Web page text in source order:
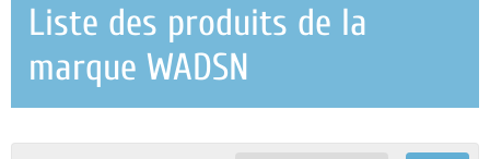
Liste des produits de la
marque WADSN